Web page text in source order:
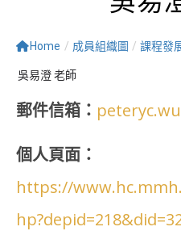
Home / 成員組織圖 / 課程發
吳易澄 老師
郵件信箱：
個人頁面：
https://